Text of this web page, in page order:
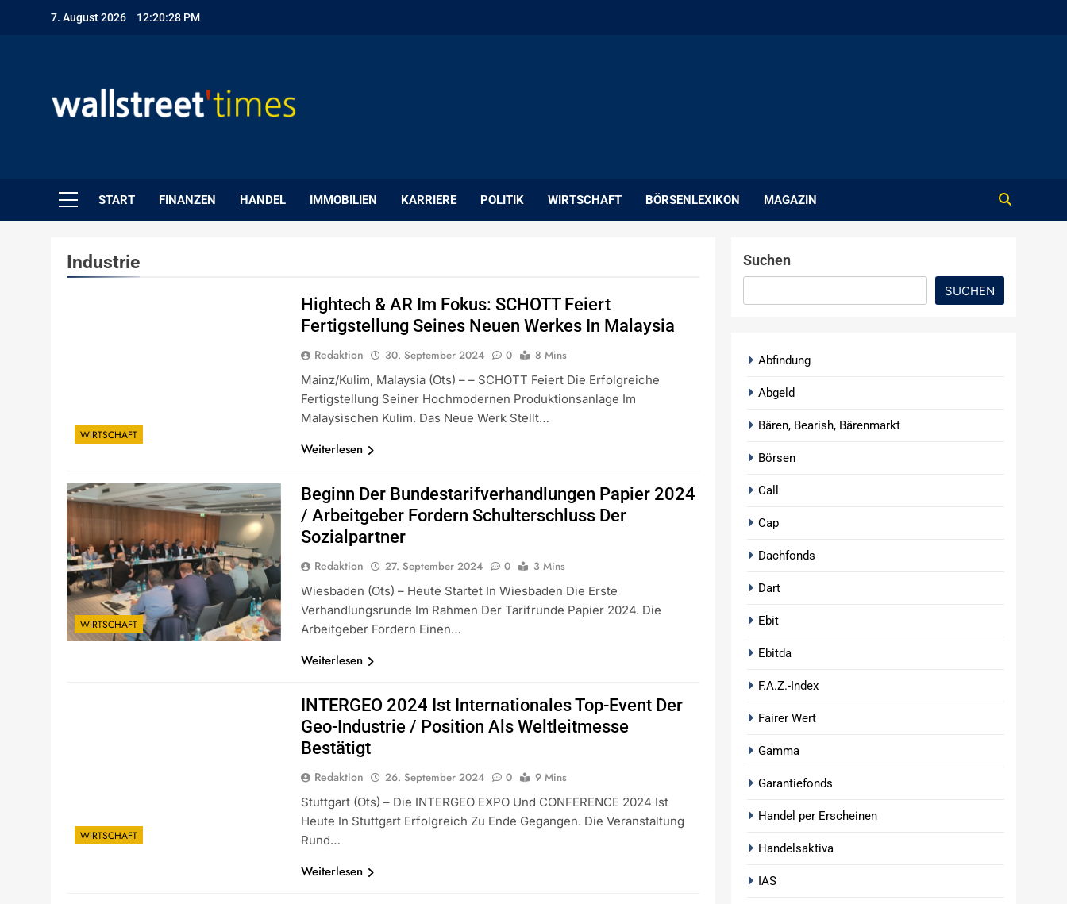
7. August 2026 12:20:29 PM
START FINANZEN HANDEL IMMOBILIEN KARRIERE POLITIK WIRTSCHAFT BÖRSENLEXIKON MAGAZIN
Industrie
WIRTSCHAFT
Hightech & AR Im Fokus: SCHOTT Feiert
Fertigstellung Seines Neuen Werkes In Malaysia
Redaktion 30. September 2024 0
8 Mins
Mainz/Kulim, Malaysia (ots) – – SCHOTT Feiert Die Erfolgreiche
Fertigstellung Seiner Hochmodernen Produktionsanlage Im
Malaysischen Kulim. Das Neue Werk Stellt…
Weiterlesen
WIRTSCHAFT
Beginn Der Bundestarifverhandlungen Papier 2024
/ Arbeitgeber Fordern Schulterschluss Der
Sozialpartner
Redaktion 27. September 2024 0
3 Mins
Wiesbaden (ots) – Heute Startet In Wiesbaden Die Erste
Verhandlungsrunde Im Rahmen Der Tarifrunde Papier 2024. Die
Arbeitgeber Fordern Einen…
Weiterlesen
WIRTSCHAFT
INTERGEO 2024 Ist Internationales Top-Event Der
Geo-Industrie / Position Als Weltleitmesse
Bestätigt
Redaktion 26. September 2024 0
9 Mins
Stuttgart (ots) – Die INTERGEO EXPO Und CONFERENCE 2024 Ist
Heute In Stuttgart Erfolgreich Zu Ende Gegangen. Die Veranstaltung
Rund…
Weiterlesen
Suchen
SUCHEN
Abfindung
Abgeld
Bären, Bearish, Bärenmarkt
Börsen
Call
Cap
Dachfonds
Dart
Ebit
Ebitda
F.A.Z.-Index
Fairer Wert
Gamma
Garantiefonds
Handel per Erscheinen
Handelsaktiva
IAS